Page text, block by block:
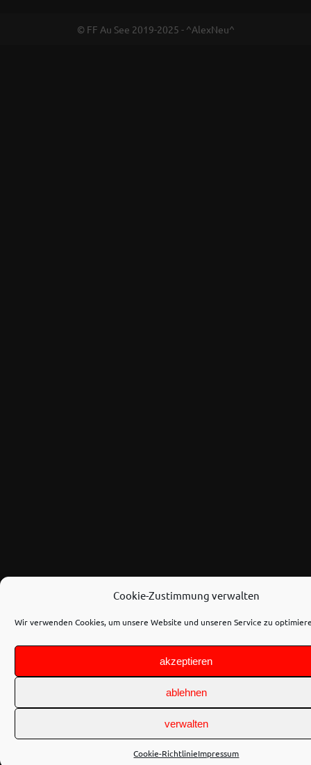
Cookie-Zustimmung verwalten
Wir verwenden Cookies, um unsere Website und unseren Service zu
akzeptieren
ablehnen
verwalten
Cookie-RichtlinieImpressum
© FF Au See 2019-2025 - ^AlexNeu^